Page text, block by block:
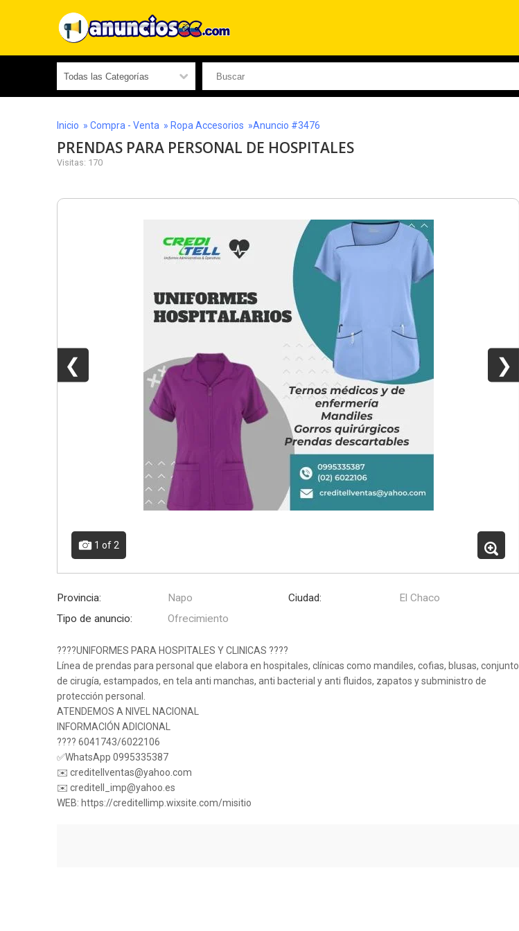
Inicio » Compra - Venta » Ropa Accesorios »Anuncio #3476
PRENDAS PARA PERSONAL DE HOSPITALES
Visitas: 170
❮ ❯
1 of 2
Provincia: Napo Ciudad:
El Chaco
Tipo de anuncio:
Ofrecimiento
????UNIFORMES PARA HOSPITALES Y CLINICAS ????
Línea de prendas para personal que elabora en hospitales, clínicas como mandiles, cofias, blusas, conjunto
de cirugía, estampados, en tela anti manchas, anti bacterial y anti fluidos, zapatos y subministro de
protección personal.
ATENDEMOS A NIVEL NACIONAL
INFORMACIÓN ADICIONAL
???? 6041743/6022106
✅WhatsApp 0995335387
✉️ creditellventas@yahoo.com
✉️ creditell_imp@yahoo.es
WEB: https://creditellimp.wixsite.com/misitio